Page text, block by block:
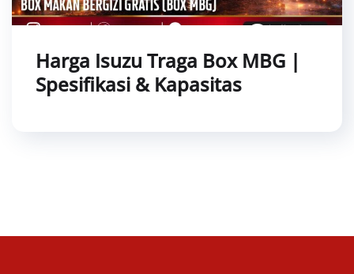
Harga Isuzu Traga Box MBG |
Spesifikasi & Kapasitas